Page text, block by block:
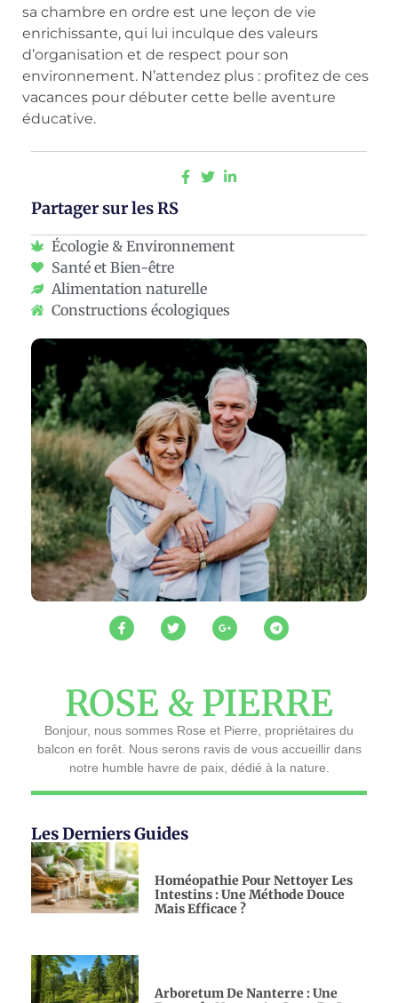
sa chambre en ordre est une leçon de vie
enrichissante, qui lui inculque des valeurs
d’organisation et de respect pour son
environnement. N’attendez plus : profitez de ces
vacances pour débuter cette belle aventure
éducative.
Partager sur les RS
Écologie & Environnement
Santé et Bien-être
Alimentation naturelle
Constructions écologiques
ROSE & PIERRE
Bonjour, nous sommes Rose et Pierre, propriétaires du
balcon en forêt. Nous serons ravis de vous accueillir dans
notre humble havre de paix, dédié à la nature.
Les Derniers Guides
Homéopathie Pour Nettoyer Les
Intestins : Une Méthode Douce
Mais Efficace ?
Arboretum De Nanterre : Une